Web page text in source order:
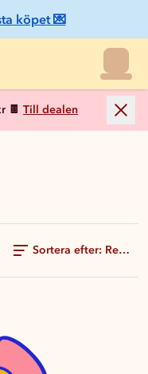
köpet 💌
🍫 Till dealen
Sortera efter: